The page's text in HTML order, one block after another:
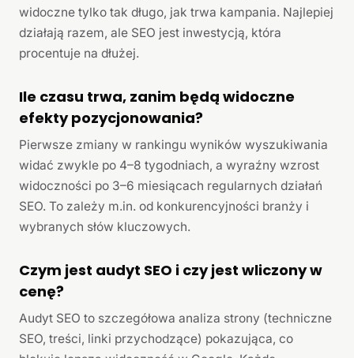
widoczne tylko tak długo, jak trwa kampania. Najlepiej
działają razem, ale SEO jest inwestycją, która
procentuje na dłużej.
Ile czasu trwa, zanim będą widoczne
efekty pozycjonowania?
Pierwsze zmiany w rankingu wyników wyszukiwania
widać zwykle po 4–8 tygodniach, a wyraźny wzrost
widoczności po 3–6 miesiącach regularnych działań
SEO. To zależy m.in. od konkurencyjności branży i
wybranych słów kluczowych.
Czym jest audyt SEO i czy jest wliczony w
cenę?
Audyt SEO to szczegółowa analiza strony (techniczne
SEO, treści, linki przychodzące) pokazująca, co